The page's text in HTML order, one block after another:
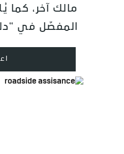
مالك آخر، كما
المفصّل في